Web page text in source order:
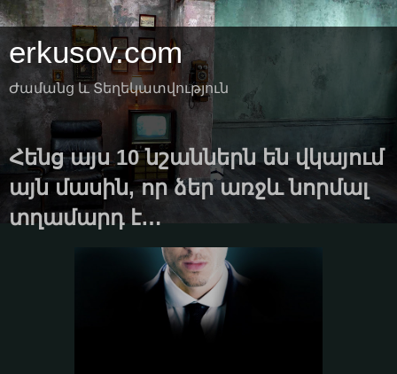
erkusov.com
Ժամանց և Տեղեկատվություն
Հենց այս 10 նշաններն են վկայում
այն մասին, որ ձեր առջև նորմալ
տղամարդ է…